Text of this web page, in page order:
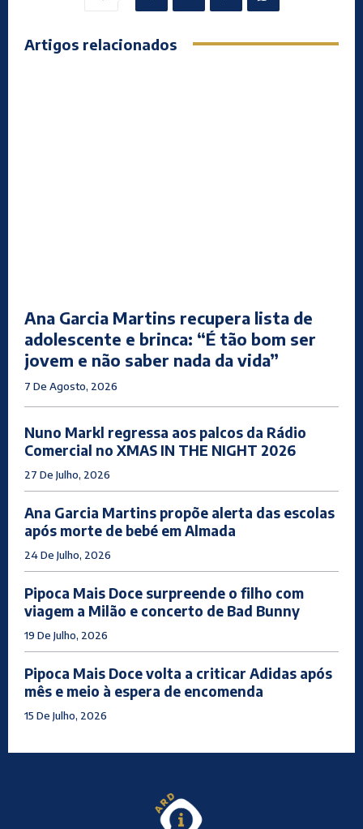
Artigos relacionados
Ana Garcia Martins recupera lista de
adolescente e brinca: “É tão bom ser
jovem e não saber nada da vida”
7 De Agosto, 2026
Nuno Markl regressa aos palcos da Rádio
Comercial no XMAS IN THE NIGHT 2026
27 De Julho, 2026
Ana Garcia Martins propõe alerta das escolas
após morte de bebé em Almada
24 De Julho, 2026
Pipoca Mais Doce surpreende o filho com
viagem a Milão e concerto de Bad Bunny
19 De Julho, 2026
Pipoca Mais Doce volta a criticar Adidas após
mês e meio à espera de encomenda
15 De Julho, 2026